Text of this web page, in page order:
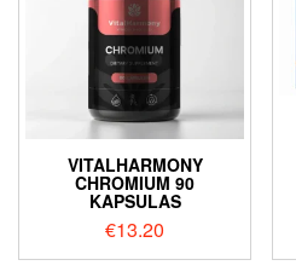
VITALHARMONY
CHROMIUM 90
KAPSULAS
€13.20